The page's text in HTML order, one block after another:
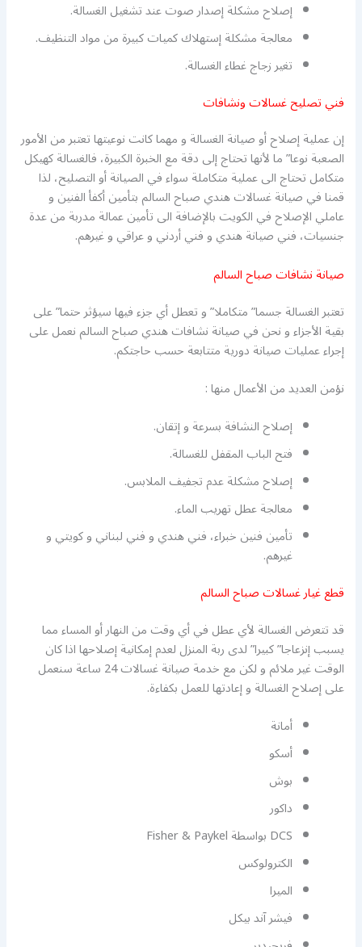
إصلاح مشكلة إصدار صوت عند تشغيل الغسالة.
معالجة مشكلة إستهلاك كميات كبيرة من مواد التنظيف.
تغير زجاج غطاء الغسالة.
فني تصليح غسالات ونشافات
إن عملية إصلاح أو صيانة الغسالة و مهما كانت نوعيتها تعتبر من الأمور
الصعبة نوعا” ما لأنها تحتاج إلى دقة مع الخبرة الكبيرة، فالغسالة كهيكل
متكامل تحتاج الى عملية متكاملة سواء في الصيانة أو التصليح، لذا
قمنا في صيانة غسالات هندي صباح السالم بتأمين أكفأ الفنين و
عاملي الإصلاح في الكويت بالإضافة الى تأمين عمالة مدربة من عدة
جنسيات، فني صيانة هندي و فني أردني و عراقي و غيرهم.
صيانة نشافات صباح السالم
تعتبر الغسالة جسما” متكاملا” و تعطل أي جزء فيها سيؤثر حتما” على
بقية الأجزاء و نحن في صيانة نشافات هندي صباح السالم نعمل على
إجراء عمليات صيانة دورية متتابعة حسب حاجتكم.
نؤمن العديد من الأعمال منها :
إصلاح النشافة بسرعة و إتقان.
فتح الباب المقفل للغسالة.
إصلاح مشكلة عدم تجفيف الملابس.
معالجة عطل تهريب الماء.
تأمين فنين خبراء، فني هندي و فني لبناني و كويتي و
غيرهم.
قطع غيار غسالات صباح السالم
قد تتعرض الغسالة لأي عطل في أي وقت من النهار أو المساء مما
يسبب إنزعاجا” كبيرا” لدى ربة المنزل لعدم إمكانية إصلاحها اذا كان
الوقت غير ملائم و لكن مع خدمة صيانة غسالات 24 ساعة سنعمل
على إصلاح الغسالة و إعادتها للعمل بكفاءة.
أمانة
أسكو
بوش
داكور
DCS بواسطة Fisher & Paykel
الكترولوكس
الميرا
فيشر آند بيكل